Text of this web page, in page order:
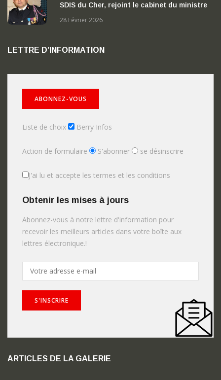
SDIS du Cher, rejoint le cabinet du ministre
28 Février 2026
LETTRE D’INFORMATION
Liste de choix Berry Infos
Action de formulaire S'abonner se désinscrire
J'ai lu et accepte les termes et les conditions
Obtenir les mises à jours
Abonnez-vous à notre lettre d'information pour
recevoir les meilleurs articles dans votre boîte aux
lettres électronique.!
ARTICLES DE LA GALERIE